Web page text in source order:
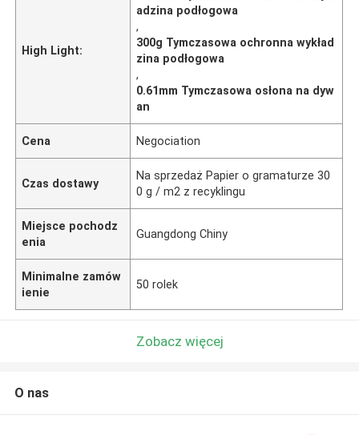
High Light:
adzina podłogowa
,
300g Tymczasowa ochronna wykład
zina podłogowa
,
0.61mm Tymczasowa osłona na dyw
an
Cena Negociation
Czas dostawy
Na sprzedaż Papier o gramaturze 30
0 g / m2 z recyklingu
Miejsce pochodz
enia
Guangdong Chiny
Minimalne zamów
ienie
50 rolek
Zobacz więcej
O nas